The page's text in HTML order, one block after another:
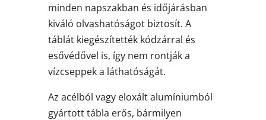
minden napszakban és időjárásban
kiváló olvashatóságot biztosít. A
táblát kiegészítették kódzárral és
esővédővel is, így nem rontják a
vízcseppek a láthatóságát.
Az acélból vagy eloxált alumíniumból
gyártott tábla erős, bármilyen